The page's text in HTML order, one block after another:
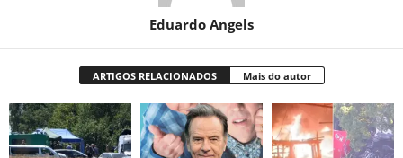
Eduardo Angels
ARTIGOS RELACIONADOS Mais do autor